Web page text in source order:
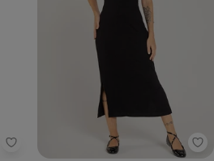
Moda Pop - Vestido Longo